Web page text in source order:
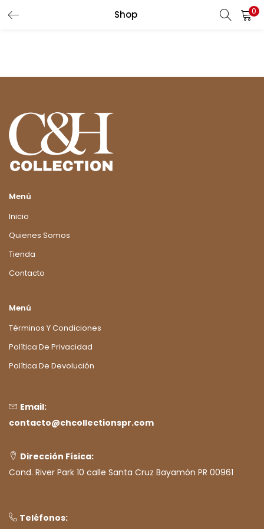
Shop 0
Menú
Inicio
Quienes Somos
Tienda
Contacto
Menú
Términos Y Condiciones
Política De Privacidad
Política De Devolución
Email:
contacto@chcollectionspr.com
Dirección Física:
Cond. River Park 10 calle Santa Cruz Bayamón PR 00961
Teléfonos:
Remember me